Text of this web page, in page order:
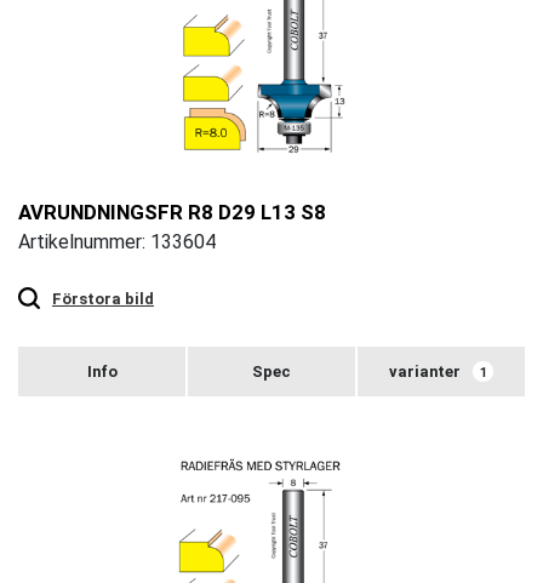
AVRUNDNINGSFR R8 D29 L13 S8
Artikelnummer: 133604
Förstora bild
zoom
varianter 1